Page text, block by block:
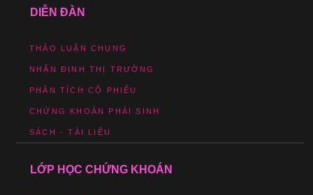
DIỄN ĐÀN
THẢO LUẬN CHUNG
NHẬN ĐỊNH THỊ TRƯỜNG
PHÂN TÍCH CỔ PHIẾU
CHỨNG KHOÁN PHÁI SINH
SÁCH - TÀI LIỆU
LỚP HỌC CHỨNG KHOÁN